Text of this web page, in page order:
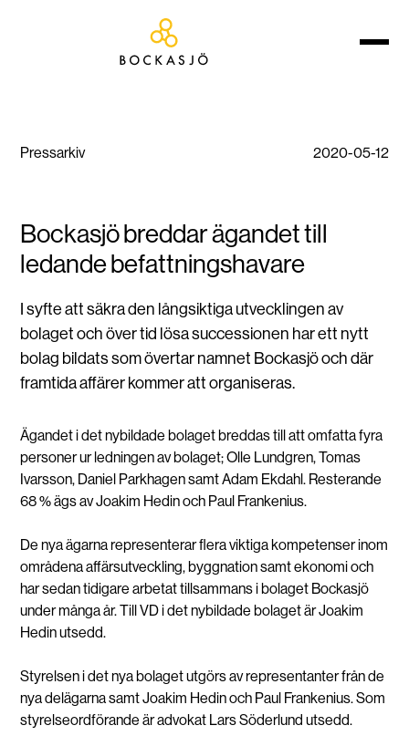
Pressarkiv 2020-05-12
Bockasjö breddar ägandet till
ledande befattningshavare
I syfte att säkra den långsiktiga utvecklingen av
bolaget och över tid lösa successionen har ett nytt
bolag bildats som övertar namnet Bockasjö och där
framtida affärer kommer att organiseras.
Ägandet i det nybildade bolaget breddas till att omfatta fyra
personer ur ledningen av bolaget; Olle Lundgren, Tomas
Ivarsson, Daniel Parkhagen samt Adam Ekdahl. Resterande
68 % ägs av Joakim Hedin och Paul Frankenius.
De nya ägarna representerar flera viktiga kompetenser inom
områdena affärsutveckling, byggnation samt ekonomi och
har sedan tidigare arbetat tillsammans i bolaget Bockasjö
under många år. Till VD i det nybildade bolaget är Joakim
Hedin utsedd.
Styrelsen i det nya bolaget utgörs av representanter från de
nya delägarna samt Joakim Hedin och Paul Frankenius. Som
styrelseordförande är advokat Lars Söderlund utsedd.